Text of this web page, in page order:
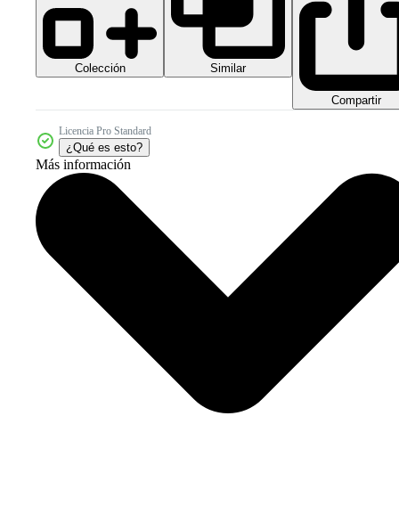
Colección Similar
Compartir
Licencia Pro Standard
¿Qué es esto?
Más información